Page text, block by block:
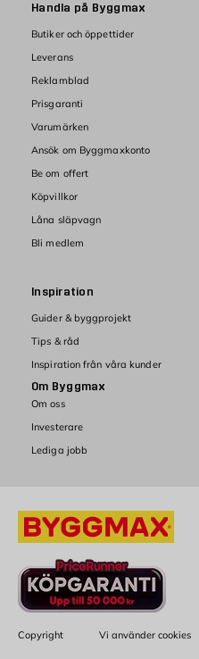
Handla på Byggmax
Butiker och öppettider
Leverans
Reklamblad
Prisgaranti
Varumärken
Ansök om Byggmaxkonto
Be om offert
Köpvillkor
Låna släpvagn
Bli medlem
Inspiration
Guider & byggprojekt
Tips & råd
Inspiration från våra kunder
Om Byggmax
Om oss
Investerare
Lediga jobb
Copyright Vi använder cookies